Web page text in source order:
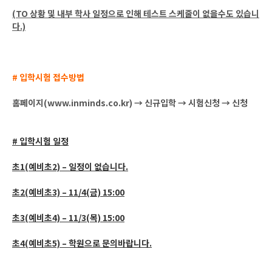
(TO 상황 및 내부 학사 일정으로 인해 테스트 스케줄이 없을수도 있습니
다.)
# 입학시험 접수방법
홈페이지(www.inminds.co.kr) → 신규입학 → 시험신청 → 신청
# 입학시험 일정
초1(예비초2) – 일정이 없습니다.
초2(예비초3) – 11/4(금) 15:00
초3(예비초4) – 11/3(목) 15:00
초4(예비초5) – 학원으로 문의바랍니다.